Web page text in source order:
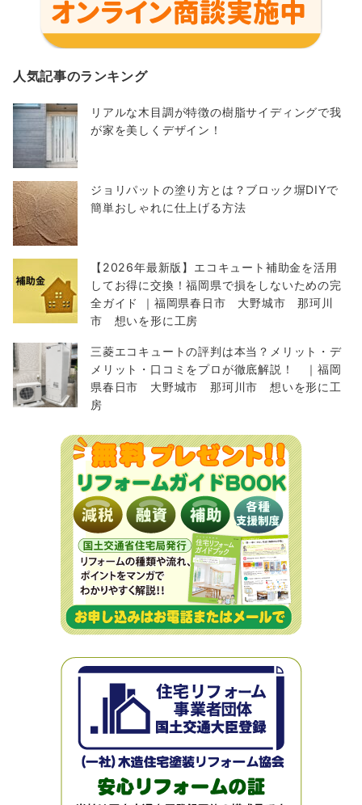
人気記事のランキング
リアルな木目調が特徴の樹脂サイディングで我
が家を美しくデザイン！
ジョリパットの塗り方とは？ブロック塀DIYで
簡単おしゃれに仕上げる方法
【2026年最新版】エコキュート補助金を活用
してお得に交換！福岡県で損をしないための完
全ガイド ｜福岡県春日市 大野城市 那珂川
市 想いを形に工房
三菱エコキュートの評判は本当？メリット・デ
メリット・口コミをプロが徹底解説！ ｜福岡
県春日市 大野城市 那珂川市 想いを形に工
房